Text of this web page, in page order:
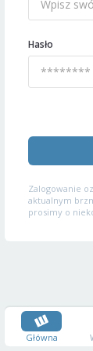
Hasło
Zalogowanie
aktualnym
prosimy o
Główna